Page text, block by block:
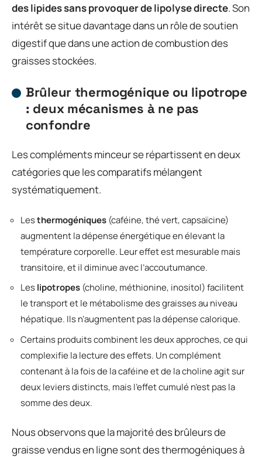
des lipides sans provoquer de lipolyse directe. Son
intérêt se situe davantage dans un rôle de soutien
digestif que dans une action de combustion des
graisses stockées.
Brûleur thermogénique ou lipotrope
: deux mécanismes à ne pas
confondre
Les compléments minceur se répartissent en deux
catégories que les comparatifs mélangent
systématiquement.
Lesthermogéniques (caféine, thé vert, capsaïcine)
augmentent la dépense énergétique en élevant la
température corporelle. Leur effet est mesurable mais
transitoire, et il diminue avec l’accoutumance.
Leslipotropes (choline, méthionine, inositol) facilitent
le transport et le métabolisme des graisses au niveau
hépatique. Ils n’augmentent pas la dépense calorique.
Certains produits combinent les deux approches, ce qui
complexifie la lecture des effets. Un complément
contenant à la fois de la caféine et de la choline agit sur
deux leviers distincts, mais l’effet cumulé n’est pas la
somme des deux.
Nous observons que la majorité des brûleurs de
graisse vendus en ligne sont des thermogéniques à